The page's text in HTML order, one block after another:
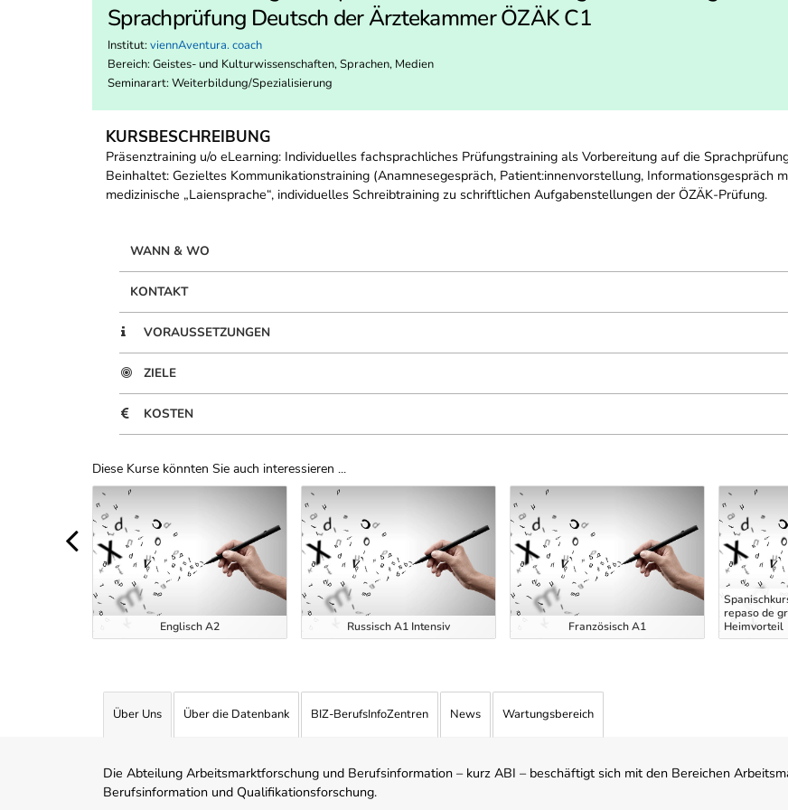
Sprachprüfung Deutsch der Ärztekammer ÖZÄK C1
Institut: viennAventura. coach
Bereich: Geistes- und Kulturwissenschaften, Sprachen, Medien
Seminarart: Weiterbildung/Spezialisierung
KURSBESCHREIBUNG
Präsenztraining u/o eLearning: Individuelles fachsprachliches Prüfungstraining als Vorbereitung auf die
Beinhaltet: Gezieltes Kommunikationstraining (Anamnesegespräch, Patient:innenvorstellung, Informationsgespräch
medizinische „Laiensprache“, individuelles Schreibtraining zu schriftlichen Aufgabenstellungen der ÖZÄK-Prüfung.
WANN & WO
KONTAKT
VORAUSSETZUNGEN
ZIELE
KOSTEN
Diese Kurse könnten Sie auch interessieren ...
Uber Weiterbildungsvorschläge
Englisch A2 Russisch A1 Intensiv Französisch A1
repaso de
Heimvorteil
Über Uns Über die Datenbank BIZ-BerufsInfoZentren News Wartungsbereich
Die Abteilung Arbeitsmarktforschung und Berufsinformation – kurz ABI – beschäftigt sich mit den Bereichen
Berufsinformation und Qualifikationsforschung.